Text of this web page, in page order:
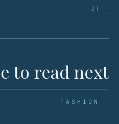
— JT
to read next.
FASHION